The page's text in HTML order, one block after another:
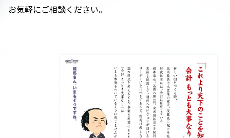
お気軽にご相談ください。